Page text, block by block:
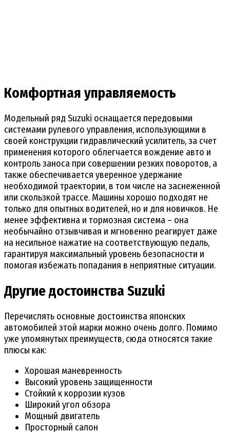
Комфортная управляемость
Модельный ряд Suzuki оснащается передовыми
системами рулевого управления, использующими в
своей конструкции гидравлический усилитель, за счет
применения которого облегчается вождение авто и
контроль заноса при совершении резких поворотов, а
также обеспечивается уверенное удержание
необходимой траектории, в том числе на заснеженной
или скользкой трассе. Машины хорошо подходят не
только для опытных водителей, но и для новичков. Не
менее эффективна и тормозная система – она
необычайно отзывчивая и мгновенно реагирует даже
на несильное нажатие на соответствующую педаль,
гарантируя максимальный уровень безопасности и
помогая избежать попадания в неприятные ситуации.
Другие достоинства Suzuki
Перечислять основные достоинства японских
автомобилей этой марки можно очень долго. Помимо
уже упомянутых преимуществ, сюда относятся такие
плюсы как:
Хорошая маневренность
Высокий уровень защищенности
Стойкий к коррозии кузов
Широкий угол обзора
Мощный двигатель
Просторный салон